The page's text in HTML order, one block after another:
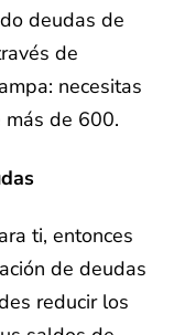
deudas de
de
necesitas
de 600.
ti, entonces
de deudas
reducir los